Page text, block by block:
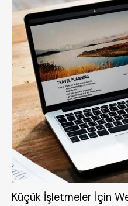
Küçük İşletmeler İçin